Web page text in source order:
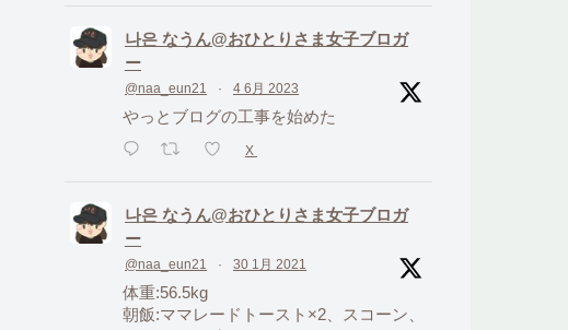
나은 なうん@おひとりさま女子ブロガ
ー
@naa_eun21 · 4 6月 2023
やっとブログの工事を始めた
X
나은 なうん@おひとりさま女子ブロガ
ー
@naa_eun21 · 30 1月 2021
体重:56.5kg
朝飯:ママレードトースト×2、スコーン、